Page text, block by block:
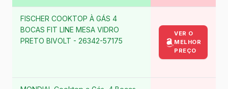
FISCHER COOKTOP À GÁS 4
BOCAS FIT LINE MESA VIDRO
PRETO BIVOLT - 26342-57175
VER O
MELHOR
PREÇO